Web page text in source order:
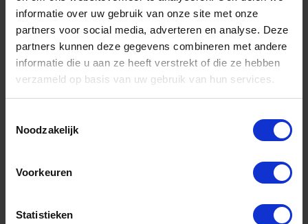
informatie over uw gebruik van onze site met onze
partners voor social media, adverteren en analyse. Deze
partners kunnen deze gegevens combineren met andere
informatie die u aan ze heeft verstrekt of die ze hebben
verzameld op basis van uw gebruik van hun services.
Noodzakelijk
Voorkeuren
Statistieken
Artikelnummer merk: H160/40 C